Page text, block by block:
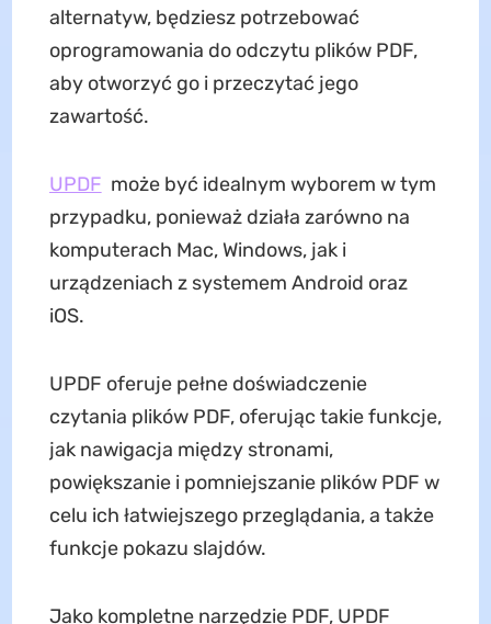
alternatyw, będziesz potrzebować
oprogramowania do odczytu plików PDF,
aby otworzyć go i przeczytać jego
zawartość.
UPDF może być idealnym wyborem w tym
przypadku, ponieważ działa zarówno na
komputerach Mac, Windows, jak i
urządzeniach z systemem Android oraz
iOS.
UPDF oferuje pełne doświadczenie
czytania plików PDF, oferując takie funkcje,
jak nawigacja między stronami,
powiększanie i pomniejszanie plików PDF w
celu ich łatwiejszego przeglądania, a także
funkcje pokazu slajdów.
Jako kompletne narzędzie PDF, UPDF